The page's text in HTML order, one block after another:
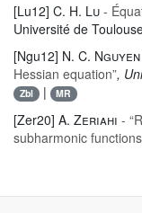
[Lu12] C. H. Lu -
Université de
[Ngu12] N. C. Nguyen
Hessian equation”,
Zbl | MR
[Zer20] A. Zeriahi -
subharmonic